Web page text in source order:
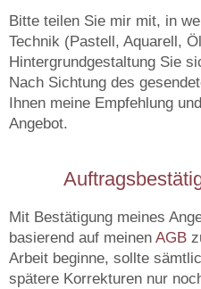
Bitte teilen Sie mir mit, in
Technik (Pastell, Aquarell,
Hintergrundgestaltung Sie
Nach Sichtung des
Ihnen meine Empfehlung
Angebot.
Mit Bestätigung meines
basierend auf meinen AGB
Arbeit beginne, sollte
spätere Korrekturen nur